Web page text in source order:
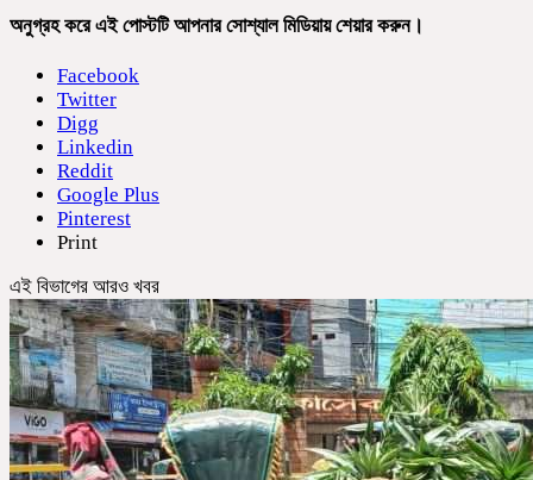
অনুগ্রহ করে এই পোস্টটি আপনার সোশ্যাল মিডিয়ায় শেয়ার করুন।
Facebook
Twitter
Digg
Linkedin
Reddit
Google Plus
Pinterest
Print
এই বিভাগের আরও খবর